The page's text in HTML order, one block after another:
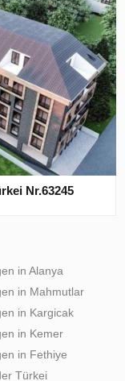
Nr.63245
in Alanya
in Mahmutlar
in Kargicak
in Kemer
in Fethiye
Türkei